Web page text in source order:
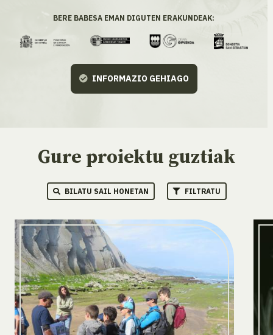
BERE BABESA EMAN DIGUTEN ERAKUNDEAK:
INFORMAZIO GEHIAGO
Gure proiektu guztiak
BILATU SAIL HONETAN FILTRATU